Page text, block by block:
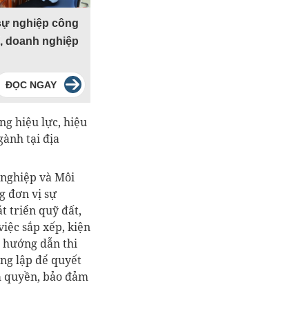
nghiệp công
doanh nghiệp
ĐỌC NGAY
hiệu lực, hiệu
tại địa
và Môi
đơn vị sự
triển quỹ đất,
sắp xếp, kiện
hướng dẫn thi
lập để quyết
bảo đảm